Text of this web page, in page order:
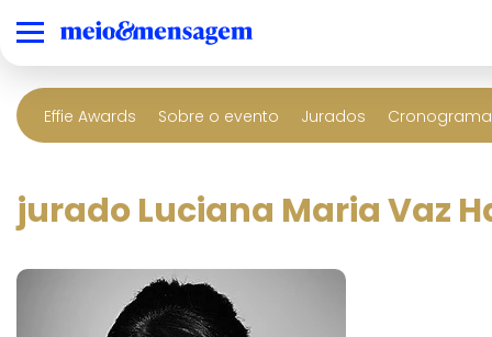
Effie Awards Sobre o evento Jurados
jurado Luciana Maria Vaz